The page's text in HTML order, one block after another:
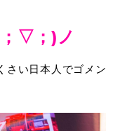
▽；)ノ
さい日本人でゴメン